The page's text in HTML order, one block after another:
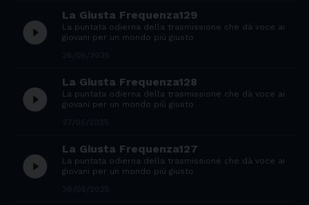
play_circle_filled
La Giusta Frequenza129
La puntata odierna della trasmissione che dà voce ai
giovani per un mondo più giusto
play_circle_filled
La Giusta Frequenza128
La puntata odierna della trasmissione che dà voce ai
giovani per un mondo più giusto
play_circle_filled
La Giusta Frequenza127
La puntata odierna della trasmissione che dà voce ai
giovani per un mondo più giusto